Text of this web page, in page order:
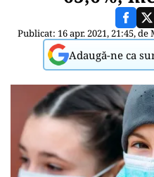
Publicat: 16 apr. 2021, 21:45, de
Adaugă-ne ca